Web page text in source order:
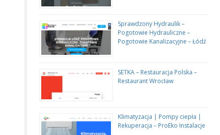
Sprawdzony Hydraulik –
Pogotowie Hydrauliczne –
Pogotowie Kanalizacyjne – Łódź
SETKA – Restauracja Polska –
Restaurant Wrocław
Klimatyzacja | Pompy ciepła |
Rekuperacja – ProEko Instalacje